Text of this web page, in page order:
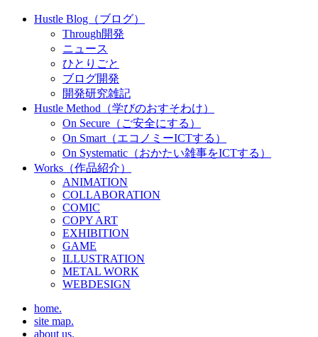
Hustle Blog（ブログ）
Through開発
ニュース
ひとりごと
ブログ開発
開発研究雑記
Hustle Method（学びのおすそわけ）
On Secure（ご安全にする）
On Smart（エコノミーICTする）
On Systematic（おかたい雑事をICTする）
Works（作品紹介）
ANIMATION
COLLABORATION
COMIC
COPY ART
EXHIBITION
GAME
ILLUSTRATION
METAL WORK
WEBDESIGN
home.
site map.
about us.